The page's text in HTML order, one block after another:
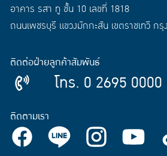
อาคาร รสา ทู ชั้น 10 เลขที่ 1818
ถนนเพชรบุรี แขวงมักกะสัน เขตราชเทวี ก
ติดต่อฝ่ายลูกค้าสัมพันธ์
โทร. 0 2695 0000
ติดตามเรา